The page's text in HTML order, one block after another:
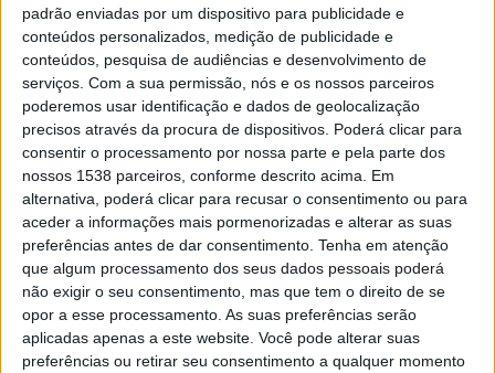
padrão enviadas por um dispositivo para publicidade e
conteúdos personalizados, medição de publicidade e
conteúdos, pesquisa de audiências e desenvolvimento de
serviços. Com a sua permissão, nós e os nossos parceiros
poderemos usar identificação e dados de geolocalização
precisos através da procura de dispositivos. Poderá clicar para
consentir o processamento por nossa parte e pela parte dos
nossos 1538 parceiros, conforme descrito acima. Em
alternativa, poderá clicar para recusar o consentimento ou para
aceder a informações mais pormenorizadas e alterar as suas
preferências antes de dar consentimento. Tenha em atenção
que algum processamento dos seus dados pessoais poderá
não exigir o seu consentimento, mas que tem o direito de se
opor a esse processamento. As suas preferências serão
aplicadas apenas a este website. Você pode alterar suas
preferências ou retirar seu consentimento a qualquer momento
curso, o momento contemplou, também a entrega de
diplomas de mérito aos alunos que obtiveram nível
cinco às três disciplinas da área da Música, bem como
um momento musical proporcionado pelos discentes.
Nesta cerimónia pública que contou com a presença de
alunos, professores, encarregados de educação, do
diretor do Agrupamento de Escolas, o presidente do
Município frisou a importância da cerimónia
sustentando que “a Autarquia apoia e continuará a
apoiar estas e outras iniciativas por considerar
fundamentais para o ensino da música no concelho”.